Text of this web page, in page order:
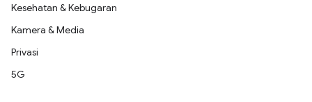
Kesehatan & Kebugaran
Kamera & Media
Privasi
5G